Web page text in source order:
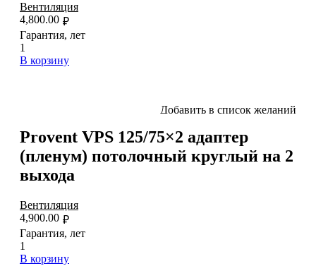
Вентиляция
₽
4,800.00
Гарантия, лет
1
В корзину
Добавить в список желаний
Provent VPS 125/75×2 адаптер
(пленум) потолочный круглый на 2
выхода
Вентиляция
₽
4,900.00
Гарантия, лет
1
В корзину